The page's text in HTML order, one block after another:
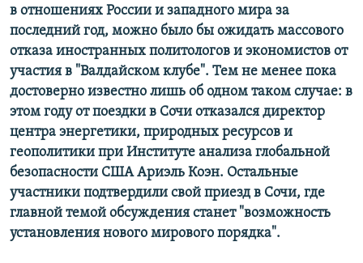
в отношениях России и западного мира за
последний год, можно было бы ожидать массового
отказа иностранных политологов и экономистов от
участия в "Валдайском клубе". Тем не менее пока
достоверно известно лишь об одном таком случае: в
этом году от поездки в Сочи отказался директор
центра энергетики, природных ресурсов и
геополитики при Институте анализа глобальной
безопасности США Ариэль Коэн. Остальные
участники подтвердили свой приезд в Сочи, где
главной темой обсуждения станет "возможность
установления нового мирового порядка".